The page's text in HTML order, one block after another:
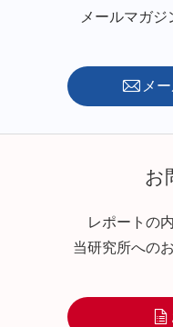
メールマガ
メ
お
レポートの
当研究所への